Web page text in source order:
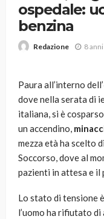
ospedale:
benzina
Redazione 8
Paura all’interno dell’
dove nella serata di
italiana, si è
un accendino,
mezza età ha scelto
Soccorso, dove al
pazienti in attesa e il
Lo stato di tensione
l’uomo ha rifiutato